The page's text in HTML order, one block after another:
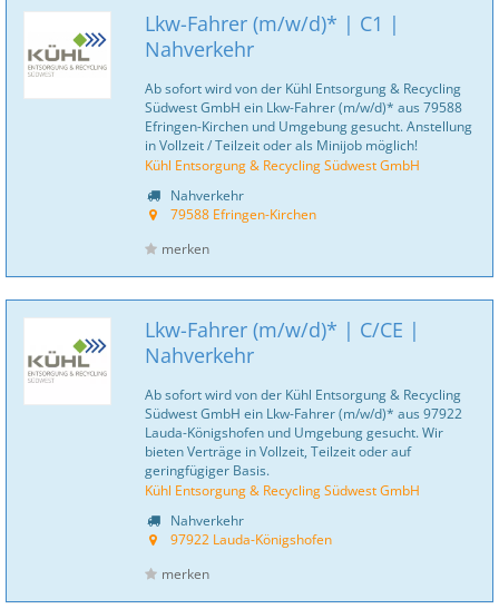
Lkw-Fahrer (m/w/d)* | C1 |
Nahverkehr
Ab sofort wird von der Kühl Entsorgung & Recycling
Südwest GmbH ein Lkw-Fahrer (m/w/d)* aus 79588
Efringen-Kirchen und Umgebung gesucht. Anstellung
in Vollzeit / Teilzeit oder als Minijob möglich!
Kühl Entsorgung & Recycling Südwest GmbH
Nahverkehr
79588 Efringen-Kirchen
merken
Lkw-Fahrer (m/w/d)* | C/CE |
Nahverkehr
Ab sofort wird von der Kühl Entsorgung & Recycling
Südwest GmbH ein Lkw-Fahrer (m/w/d)* aus 97922
Lauda-Königshofen und Umgebung gesucht. Wir
bieten Verträge in Vollzeit, Teilzeit oder auf
geringfügiger Basis.
Kühl Entsorgung & Recycling Südwest GmbH
Nahverkehr
97922 Lauda-Königshofen
merken